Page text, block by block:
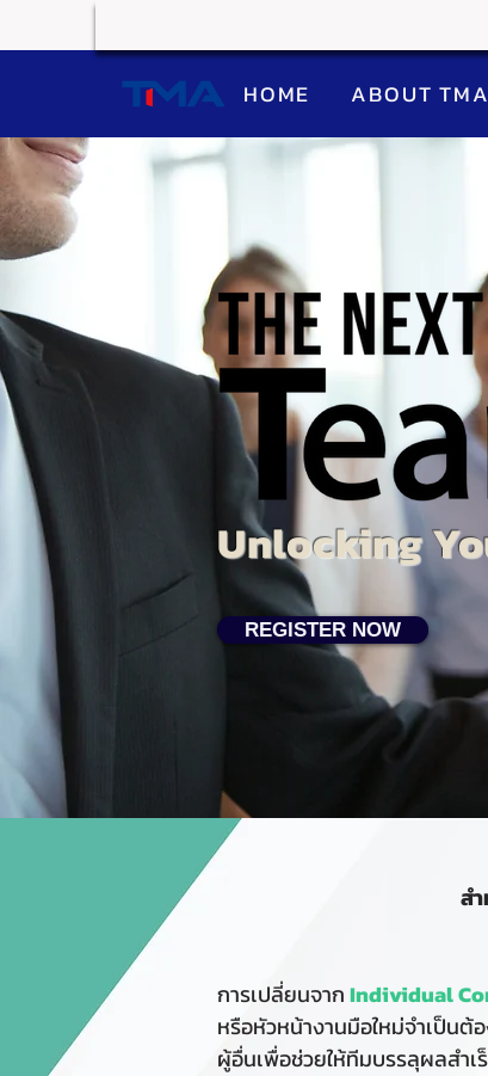
HOME ABOUT TMA
Unlocking
REGISTER NOW
ส
การเปลี่ยนจากIndividual
หรือหัวหน้างานมือใหม่จำเป็นต้
ผู้อื่นเพื่อช่วยให้ทีมบรรลุผลสำเ